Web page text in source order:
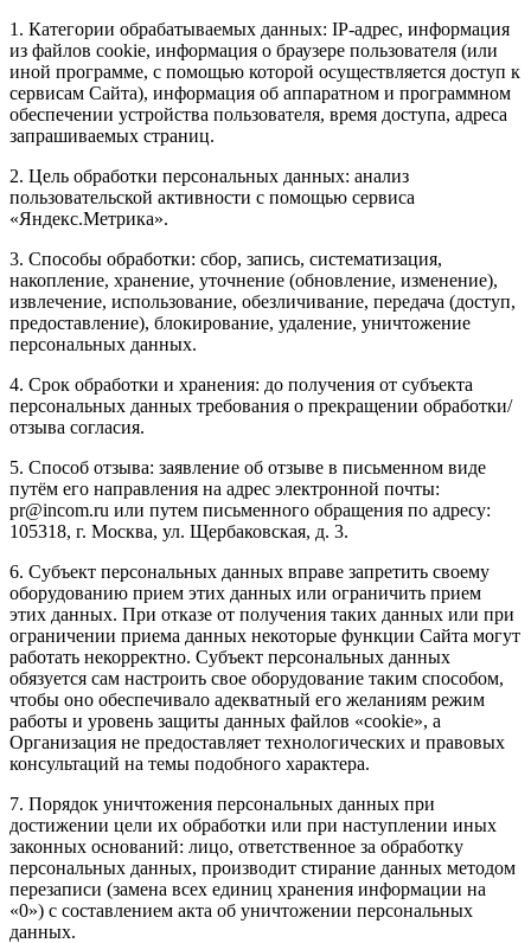
1. Категории обрабатываемых данных: IP-адрес, информация
из файлов cookie, информация о браузере пользователя (или
иной программе, с помощью которой осуществляется доступ к
сервисам Сайта), информация об аппаратном и программном
обеспечении устройства пользователя, время доступа, адреса
запрашиваемых страниц.
2. Цель обработки персональных данных: анализ
пользовательской активности с помощью сервиса
«Яндекс.Метрика».
3. Способы обработки: сбор, запись, систематизация,
накопление, хранение, уточнение (обновление, изменение),
извлечение, использование, обезличивание, передача (доступ,
предоставление), блокирование, удаление, уничтожение
персональных данных.
4. Срок обработки и хранения: до получения от субъекта
персональных данных требования о прекращении обработки/
отзыва согласия.
5. Способ отзыва: заявление об отзыве в письменном виде
путём его направления на адрес электронной почты:
pr@incom.ru или путем письменного обращения по адресу:
105318, г. Москва, ул. Щербаковская, д. 3.
6. Субъект персональных данных вправе запретить своему
оборудованию прием этих данных или ограничить прием
этих данных. При отказе от получения таких данных или при
ограничении приема данных некоторые функции Сайта могут
работать некорректно. Субъект персональных данных
обязуется сам настроить свое оборудование таким способом,
чтобы оно обеспечивало адекватный его желаниям режим
работы и уровень защиты данных файлов «cookie», а
Организация не предоставляет технологических и правовых
консультаций на темы подобного характера.
7. Порядок уничтожения персональных данных при
достижении цели их обработки или при наступлении иных
законных оснований: лицо, ответственное за обработку
персональных данных, производит стирание данных методом
перезаписи (замена всех единиц хранения информации на
«0») с составлением акта об уничтожении персональных
данных.